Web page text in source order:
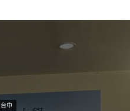
台中